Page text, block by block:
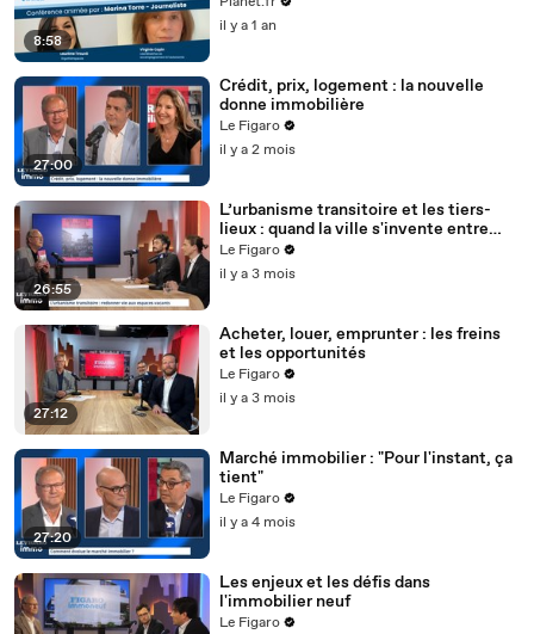
8:58
il y a 1 an
27:00
Crédit, prix, logement : la nouvelle
donne immobilière
Le Figaro
il y a 2 mois
26:55
L’urbanisme transitoire et les tiers-
lieux : quand la ville s'invente entre
deux vies
Le Figaro
il y a 3 mois
27:12
Acheter, louer, emprunter : les freins
et les opportunités
Le Figaro
il y a 3 mois
27:20
Marché immobilier : "Pour l'instant, ça
tient"
Le Figaro
il y a 4 mois
Les enjeux et les défis dans
l'immobilier neuf
Le Figaro